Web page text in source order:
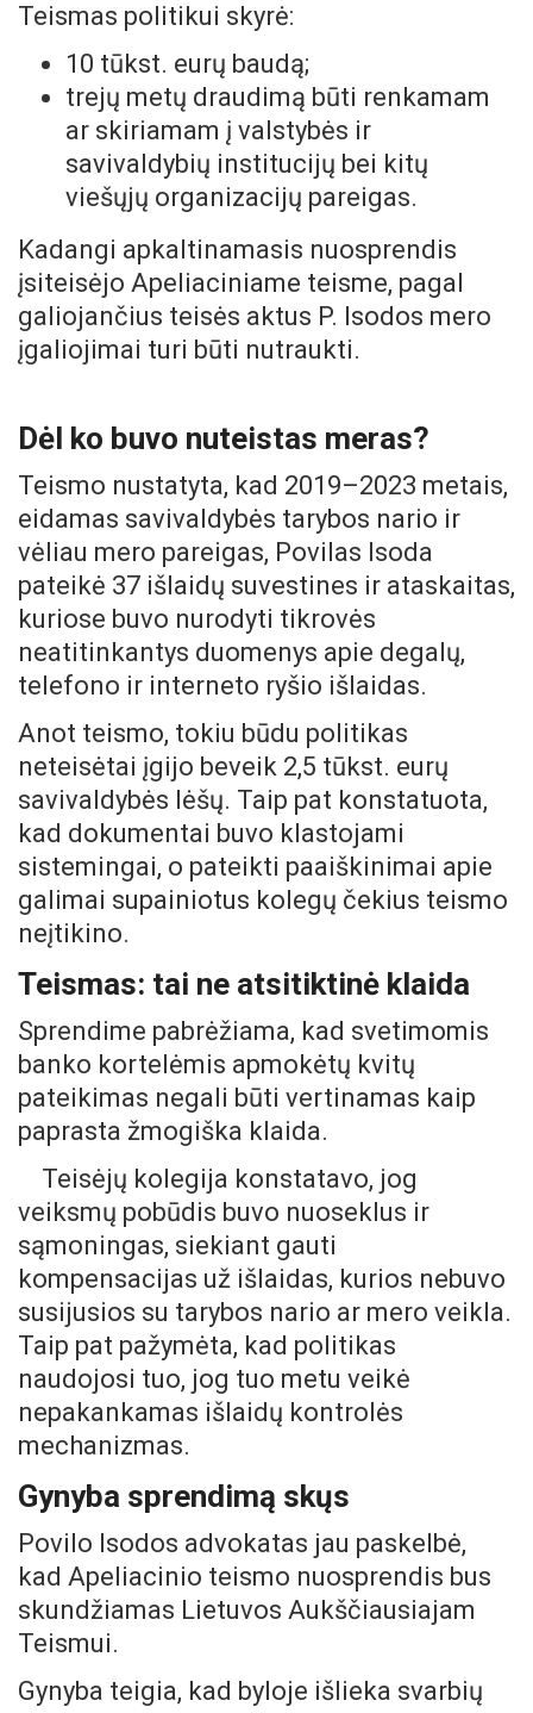
Teismas politikui skyrė:
10 tūkst. eurų baudą;
trejų metų draudimą būti renkamam
ar skiriamam į valstybės ir
savivaldybių institucijų bei kitų
viešųjų organizacijų pareigas.
Kadangi apkaltinamasis nuosprendis
įsiteisėjo Apeliaciniame teisme, pagal
galiojančius teisės aktus P. Isodos mero
įgaliojimai turi būti nutraukti.
Dėl ko buvo nuteistas meras?
Teismo nustatyta, kad 2019–2023 metais,
eidamas savivaldybės tarybos nario ir
vėliau mero pareigas, Povilas Isoda
pateikė 37 išlaidų suvestines ir ataskaitas,
kuriose buvo nurodyti tikrovės
neatitinkantys duomenys apie degalų,
telefono ir interneto ryšio išlaidas.
Anot teismo, tokiu būdu politikas
neteisėtai įgijo beveik 2,5 tūkst. eurų
savivaldybės lėšų. Taip pat konstatuota,
kad dokumentai buvo klastojami
sistemingai, o pateikti paaiškinimai apie
galimai supainiotus kolegų čekius teismo
neįtikino.
Teismas: tai ne atsitiktinė klaida
Sprendime pabrėžiama, kad svetimomis
banko kortelėmis apmokėtų kvitų
pateikimas negali būti vertinamas kaip
paprasta žmogiška klaida.
Teisėjų kolegija konstatavo, jog
veiksmų pobūdis buvo nuoseklus ir
sąmoningas, siekiant gauti
kompensacijas už išlaidas, kurios nebuvo
susijusios su tarybos nario ar mero veikla.
Taip pat pažymėta, kad politikas
naudojosi tuo, jog tuo metu veikė
nepakankamas išlaidų kontrolės
mechanizmas.
Gynyba sprendimą skųs
Povilo Isodos advokatas jau paskelbė,
kad Apeliacinio teismo nuosprendis bus
skundžiamas Lietuvos Aukščiausiajam
Teismui.
Gynyba teigia, kad byloje išlieka svarbių